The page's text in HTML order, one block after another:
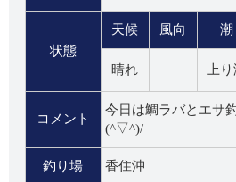
状態
天候 風向 潮
晴れ 上
コメント
今日は鯛ラバとエサ
(^▽^)/
釣り場 香住沖